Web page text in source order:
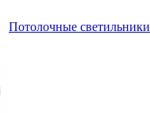
Потолочные светильники